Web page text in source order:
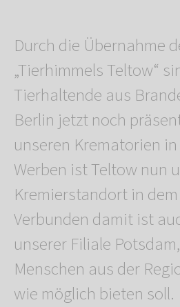
Durch die Übernahme
„Tierhimmels Teltow“
Tierhaltende aus
Berlin jetzt noch
unseren Krematorien
Werben ist Teltow nun
Kremierstandort in
Verbunden damit ist
unserer Filiale
Menschen aus der
wie möglich bieten soll.